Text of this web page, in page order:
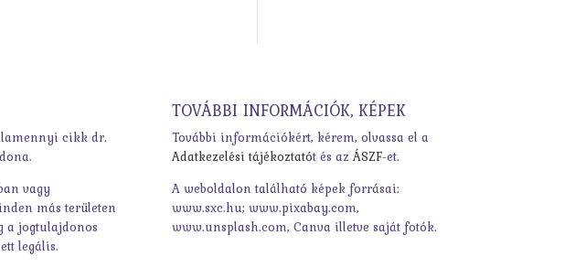
cikk dr.
vagy
más területen
a jogtulajdonos
legális.
TOVÁBBI INFORMÁCIÓK, KÉPEK
További információkért, kérem, olvassa el a
Adatkezelési tájékoztatót és azÁSZF-et.
A weboldalon található képek forrásai:
www.sxc.hu; www.pixabay.com,
www.unsplash.com, Canva illetve saját fotók.